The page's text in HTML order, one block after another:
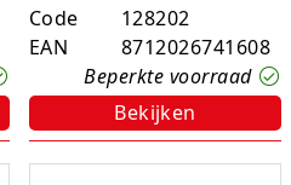
Code
128202
EAN
8712026741608
Beperkte voorraad
Bekijken